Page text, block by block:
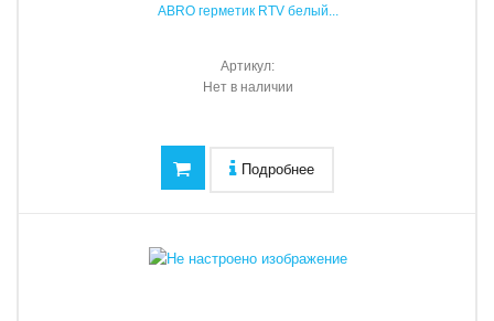
ABRO герметик RTV белый...
Артикул:
Нет в наличии
Подробнее